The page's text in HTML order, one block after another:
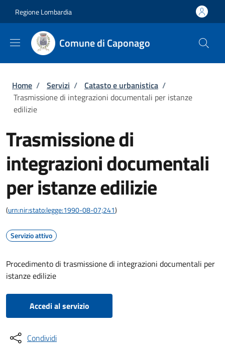
Regione Lombardia
Comune di Caponago
Briciole di pane
Home / Servizi / Catasto e urbanistica /
Trasmissione di integrazioni documentali per istanze
edilizie
Trasmissione di
integrazioni documentali
per istanze edilizie
(urn:nir:stato:legge:1990-08-07;241)
Servizio attivo
Procedimento di trasmissione di integrazioni documentali per
istanze edilizie
Accedi al servizio
Condividi